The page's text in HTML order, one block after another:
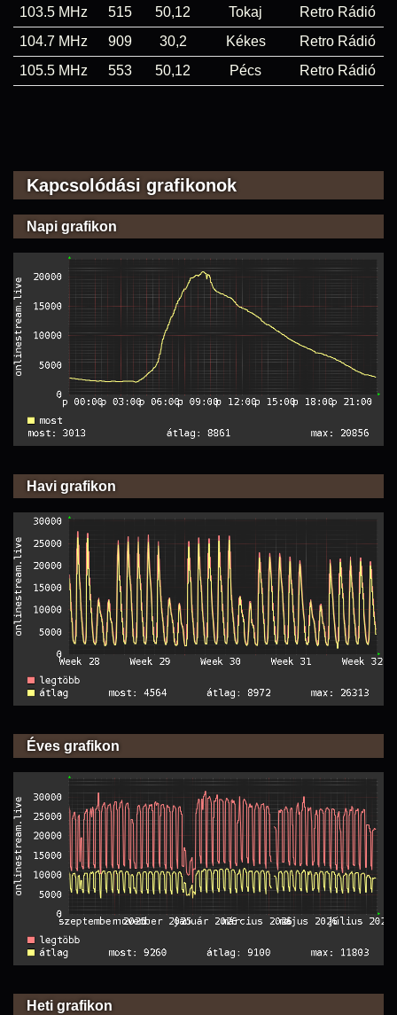
103.5 MHz 515 50,12 Tokaj
Retro Rádió
104.7 MHz
909 30,2 Kékes
Retro Rádió
105.5 MHz
553 50,12 Pécs Retro Rádió
Kapcsolódási grafikonok
Napi grafikon
Havi grafikon
Éves grafikon
Heti grafikon